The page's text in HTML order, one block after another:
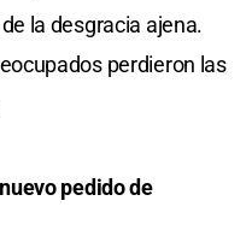
la desgracia ajena.
perdieron las
pedido de